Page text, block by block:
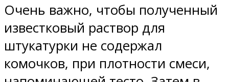
Очень важно, чтобы полученный
известковый раствор для
штукатурки не содержал
комочков, при плотности смеси,